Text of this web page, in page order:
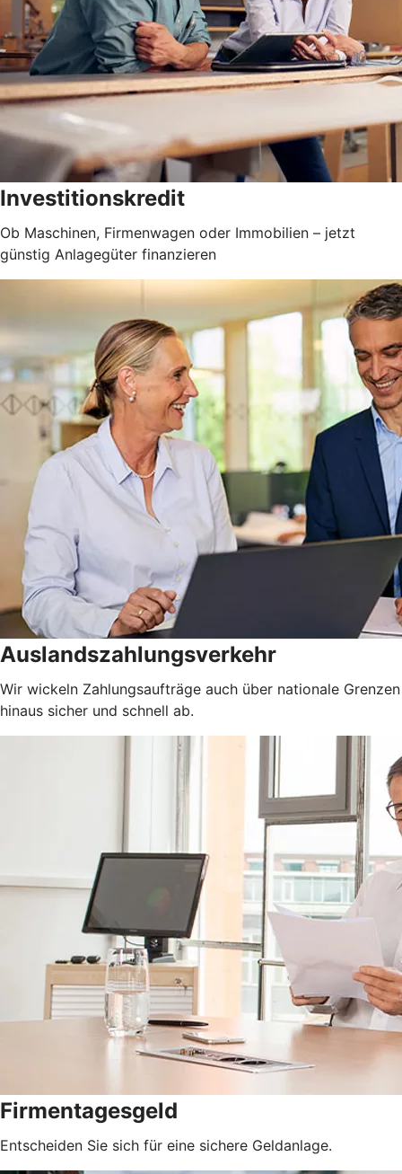
Investitionskredit
Ob Maschinen, Firmenwagen oder Immobilien – jetzt
günstig Anlagegüter finanzieren
Auslandszahlungsverkehr
Wir wickeln Zahlungsaufträge auch über nationale Grenzen
hinaus sicher und schnell ab.
Firmentagesgeld
Entscheiden Sie sich für eine sichere Geldanlage.